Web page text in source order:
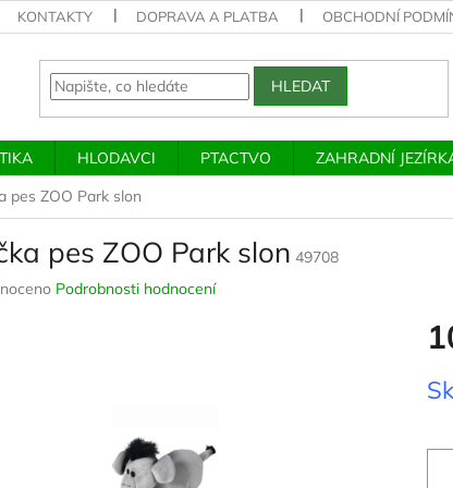
KONTAKTY DOPRAVA A PLATBA OBCHODNÍ
HLEDAT
HLODAVCI PTACTVO ZAHRADNÍ
pes ZOO Park slon
pes ZOO Park slon 49708
Podrobnosti hodnocení